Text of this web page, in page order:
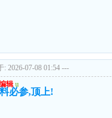
: 2026-07-08 01:54 ---
辑 u
必参,顶上!